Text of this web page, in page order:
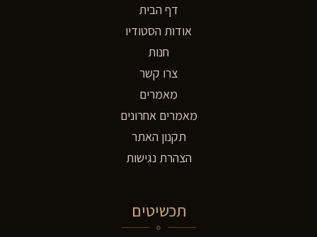
דף הבית
אודות הסטודיו
חנות
צרו קשר
מאמרים
מאמרים אחרונים
תקנון האתר
הצהרת נגישות
תכשיטים